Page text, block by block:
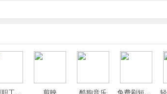
西藏职工App 剪映 酷狗音乐 免费刷短剧漫剧